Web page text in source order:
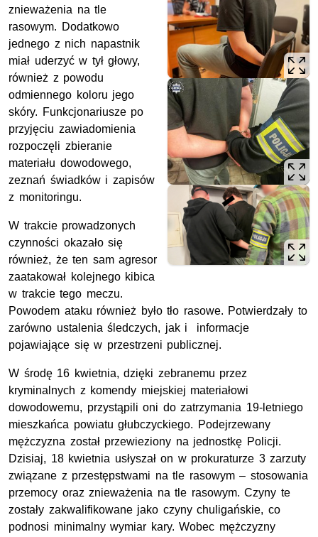
znieważenia na tle
rasowym. Dodatkowo
jednego z nich napastnik
miał uderzyć w tył głowy,
również z powodu
odmiennego koloru jego
skóry. Funkcjonariusze po
przyjęciu zawiadomienia
rozpoczęli zbieranie
materiału dowodowego,
zeznań świadków i zapisów
z monitoringu.
W trakcie prowadzonych
czynności okazało się
również, że ten sam agresor
zaatakował kolejnego kibica
w trakcie tego meczu.
Powodem ataku również było tło rasowe. Potwierdzały to
zarówno ustalenia śledczych, jak i informacje
pojawiające się w przestrzeni publicznej.
W środę 16 kwietnia, dzięki zebranemu przez
kryminalnych z komendy miejskiej materiałowi
dowodowemu, przystąpili oni do zatrzymania 19-letniego
mieszkańca powiatu głubczyckiego. Podejrzewany
mężczyzna został przewieziony na jednostkę Policji.
Dzisiaj, 18 kwietnia usłyszał on w prokuraturze 3 zarzuty
związane z przestępstwami na tle rasowym – stosowania
przemocy oraz znieważenia na tle rasowym. Czyny te
zostały zakwalifikowane jako czyny chuligańskie, co
podnosi minimalny wymiar kary. Wobec mężczyzny